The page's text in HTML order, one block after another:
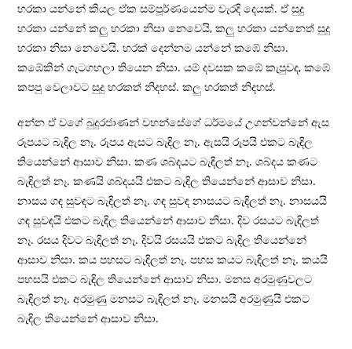
හරකා යන්නේ කියල ඒක සම්පූර්ණයෙන්ම වැරදි දෙයක්. ඒ සුදු
හරකා යන්නේ කලු හරකා නිසා නෙවෙයි, කලු හරකා යන්නෙත් සුදු
හරකා නිසා නෙවෙයි. හරක් දෙන්නම යන්නේ කඹේ නිසා.
කඹේකින් ගැටගහලා තියෙන නිසා. යම් දවසක කඹේ කැපුවද, කඹේ
කපපු වෙලාවට සුදු හරකත් නිදහස්. කලු හරකත් නිදහස්.
අන්න ඒ වගේ බුදුරජාණන් වහන්සේගේ ධර්මයේ උගන්වන්නේ ඇස
රූපයට බැඳිල නෑ. රූපය ඇසට බැඳිල නෑ. ඇසයි රූපයි එකට බැඳිල
තියෙන්නේ ආසාව නිසා. කණ ශබ්දයට බැඳිලත් නෑ. ශබ්දය කණට
බැඳිලත් නෑ. කණයි ශබ්දයයි එකට බැඳිල තියෙන්නේ ආසාව නිසා.
නාසය ගඳ සුවඳට බැඳිලත් නෑ. ගඳ සුවඳ නාසයට බැඳිලත් නෑ. නාසයයි
ගඳ සුවඳයි එකට බැඳිල තියෙන්නේ ආසාව නිසා. දිව රසයට බැඳිලත්
නෑ. රසය දිවට බැඳිලත් නෑ. දිවයි රසයයි එකට බැඳිල තියෙන්නේ
ආසාව නිසා. කය පහසට බැඳිලත් නෑ. පහස කයට බැඳිලත් නෑ. කයයි
පහසයි එකට බැඳිල තියෙන්නේ ආසාව නිසා. මනස අරමුණුවලට
බැඳිලත් නෑ. අරමුණු මනසට බැඳිලත් නෑ. මනසයි අරමුණුයි එකට
බැඳිල තියෙන්නේ ආසාව නිසා.